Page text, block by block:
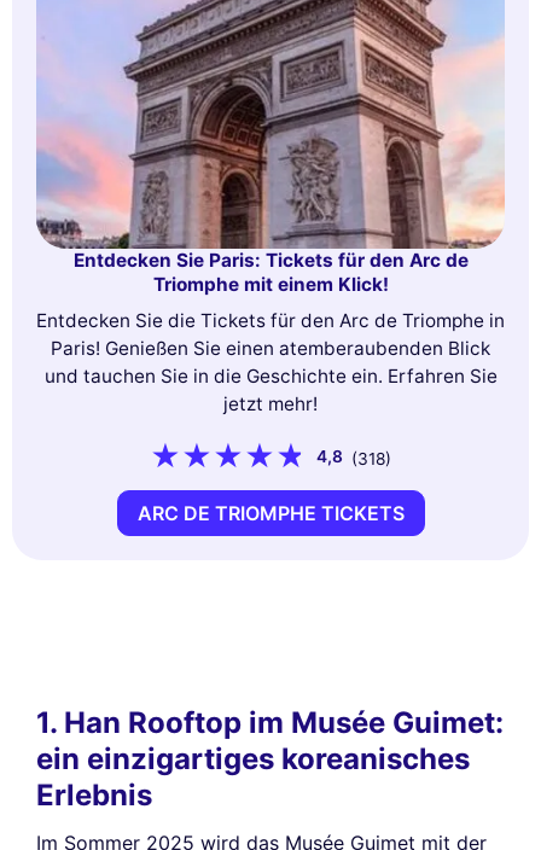
Entdecken Sie Paris: Tickets für den Arc de
Triomphe mit einem Klick!
Entdecken Sie die Tickets für den Arc de Triomphe in
Paris! Genießen Sie einen atemberaubenden Blick
und tauchen Sie in die Geschichte ein. Erfahren Sie
jetzt mehr!
4,8 (318)
ARC DE TRIOMPHE TICKETS
1. Han Rooftop im Musée Guimet:
ein einzigartiges koreanisches
Erlebnis
Im Sommer 2025 wird das Musée Guimet mit der